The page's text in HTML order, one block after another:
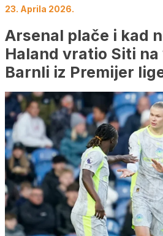
23. Aprila 2026.
Arsenal plače i kad
Haland vratio Siti
Barnli iz Premijer